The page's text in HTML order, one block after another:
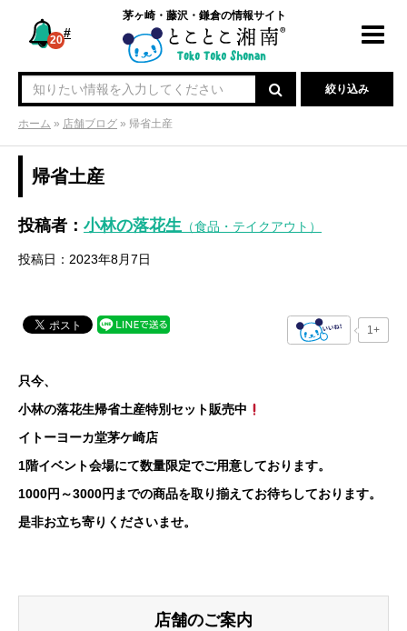
#
20
茅ヶ崎・藤沢・鎌倉の情報サイト
絞り込み
ホーム » 店舗ブログ » 帰省土産
帰省土産
投稿者： 小林の落花生 （食品・テイクアウト）
投稿日：2023年8月7日
1+
只今、
小林の落花生帰省土産特別セット販売中
イトーヨーカ堂茅ケ崎店
1階イベント会場にて数量限定でご用意しております。
1000円～3000円までの商品を取り揃えてお待ちしております。
是非お立ち寄りくださいませ。
店舗のご案内